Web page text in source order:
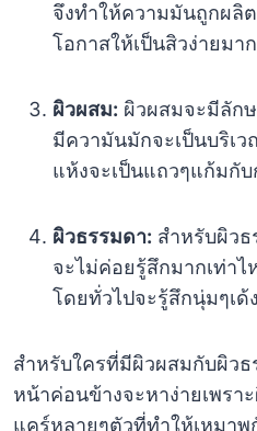
จึงทำให้ความมันถูกผลิ
โอกาสให้เป็นสิวง่ายมา
ผิวผสม: ผิวผสมจะมีลัก
มีความันมักจะเป็นบริเ
แห้งจะเป็นแถวๆแก้มกับ
ผิวธรรมดา: สำหรับผิว
จะไม่ค่อยรู้สึกมากเท่า
โดยทั่วไปจะรู้สึกนุ่มๆเด้
สำหรับใครที่มีผิวผสมกับผิว
หน้าค่อนข้างจะหาง่ายเพรา
แคร์หลายๆตัวที่ทำให้เหมา